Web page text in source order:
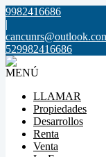
9982416686
|
529982416686
MENÚ
LLAMAR
Propiedades
Desarrollos
Renta
Venta